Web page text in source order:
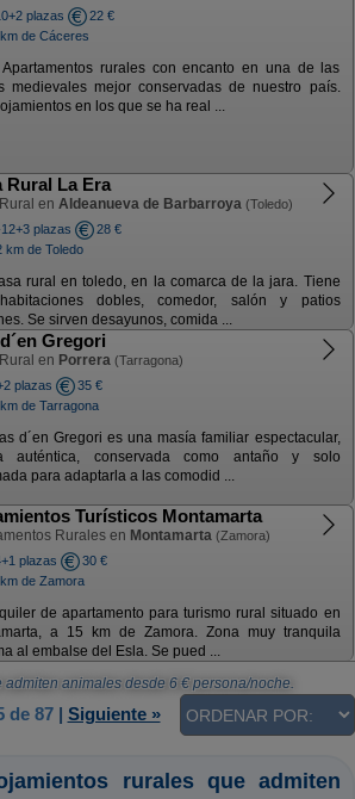
plazas
22 €
de Cáceres
rurales con encanto en una de las
medievales mejor conservadas de nuestro país.
en los que se ha real ...
Rural La Era
en Aldeanueva de Barbarroya (Toledo)
plazas
28 €
km de Toledo
rural en toledo, en la comarca de la jara. Tiene
dobles, comedor, salón y patios
Se sirven desayunos, comida ...
Gregori
en Porrera (Tarragona)
plazas
35 €
de Tarragona
d´en Gregori es una masía familiar espectacular,
auténtica, conservada como antaño y solo
para adaptarla a las comodid ...
Turísticos Montamarta
Rurales en Montamarta (Zamora)
plazas
30 €
de Zamora
de apartamento para turismo rural situado en
a 15 km de Zamora. Zona muy tranquila
al embalse del Esla. Se pued ...
admiten animalesdesde 6€ persona/noche.
de 87| Siguiente »
rurales que admiten